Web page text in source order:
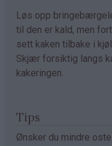
Løs opp
til den er kald, men
sett kaken tilbake i
Skjær forsiktig langs
kakeringen.
Tips
Ønsker du mindre